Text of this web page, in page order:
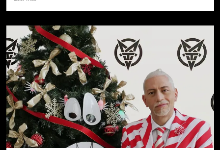
Mórbido
Film
Fest
se
realizará
del
10
al
13
de
diciembre
en
la
Ciudad